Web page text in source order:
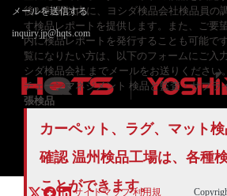
後24時間以内に、ヨシダ検品会社検品員の
す検品レポートを提供します。また、ご要
内に検品レポートを発行することも可能で
覧になりたい方は、以下のフォームにご入
シダ検品会社 までメールをお送りください。
チェーンマネジメント 検品と監査・サプラ
張検品
カーペット、ラグ、マット検
確認 温州検品工場は、各種
ことができます。
メールを送信する
inquiry.jp@hqts.com
お電話でのお問い合わせ
050-5840-2657
サイトマップ 利用規